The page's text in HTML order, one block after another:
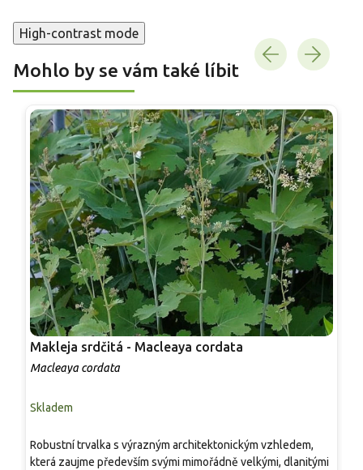
High-contrast mode
Mohlo by se vám také líbit
Makleja srdčitá - Macleaya cordata
Macleaya cordata
Skladem
Robustní trvalka s výrazným architektonickým vzhledem,
která zaujme především svými mimořádně velkými, dlanitými